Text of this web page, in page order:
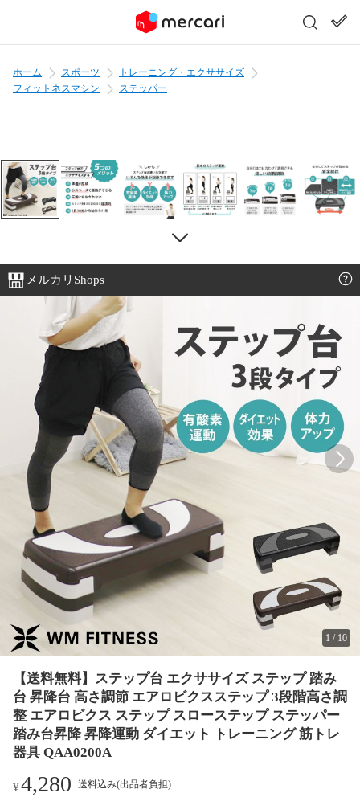
ホーム スポーツ
トレーニング・エクササイズ
フィットネスマシン
ステッパー
メルカリShops
1 / 10
【送料無料】ステップ台 エクササイズ ステップ 踏み
台 昇降台 高さ調節 エアロビクスステップ 3段階高さ調
整 エアロビクス ステップ スローステップ ステッパー
踏み台昇降 昇降運動 ダイエット トレーニング 筋トレ
器具 QAA0200A
¥4,280 送料込み(出品者負担)